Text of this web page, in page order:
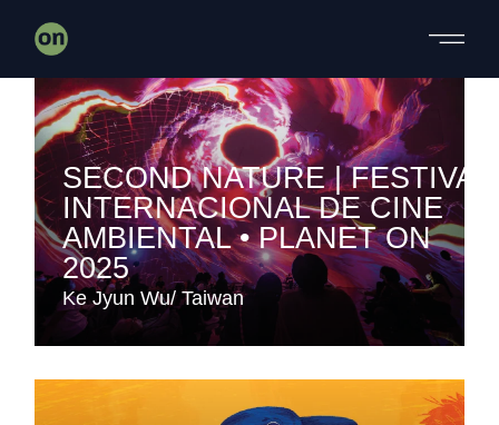
SECOND NATURE | FESTIVAL
INTERNACIONAL DE CINE
AMBIENTAL • PLANET ON
2025
Ke Jyun Wu Taiwan